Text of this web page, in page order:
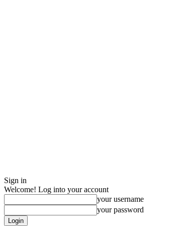
Sign in
Welcome! Log into your account
your username
your password